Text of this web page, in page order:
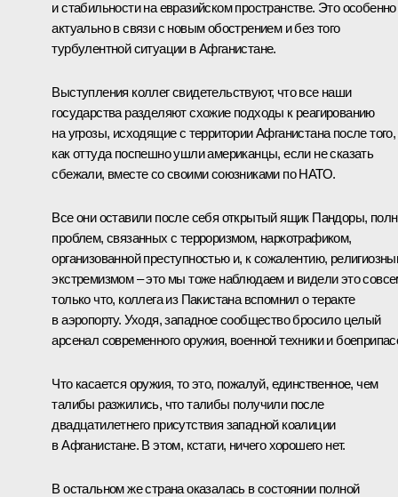
и стабильности на евразийском пространстве. Это особенно
актуально в связи с новым обострением и без того
турбулентной ситуации в Афганистане.
Выступления коллег свидетельствуют, что все наши
государства разделяют схожие подходы к реагированию
на угрозы, исходящие с территории Афганистана после того,
как оттуда поспешно ушли американцы, если не сказать
сбежали, вместе со своими союзниками по НАТО.
Все они оставили после себя открытый ящик Пандоры,
проблем, связанных с терроризмом, наркотрафиком,
организованной преступностью и, к сожалентию,
экстремизмом – это мы тоже наблюдаем и видели это
только что, коллега из Пакистана вспомнил о теракте
в аэропорту. Уходя, западное сообщество бросило целый
арсенал современного оружия, военной техники и
Что касается оружия, то это, пожалуй, единственное, чем
талибы разжились, что талибы получили после
двадцатилетнего присутствия западной коалиции
в Афганистане. В этом, кстати, ничего хорошего нет.
В остальном же страна оказалась в состоянии полной